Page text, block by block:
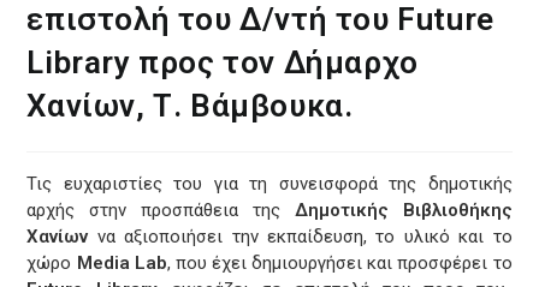
επιστολή του Δ/ντή του Future
Library προς τον Δήμαρχο
Χανίων, Τ. Βάμβουκα.
Τις ευχαριστίες του για τη συνεισφορά της δημοτικής
αρχής στην προσπάθεια τηςΔημοτικής Βιβλιοθήκης
Χανίων να αξιοποιήσει την εκπαίδευση, το υλικό και το
χώρο Media Lab, που έχει δημιουργήσει και προσφέρει το